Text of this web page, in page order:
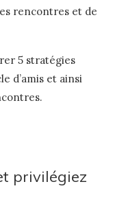
rencontres et de
5 stratégies
d’amis et ainsi
privilégiez